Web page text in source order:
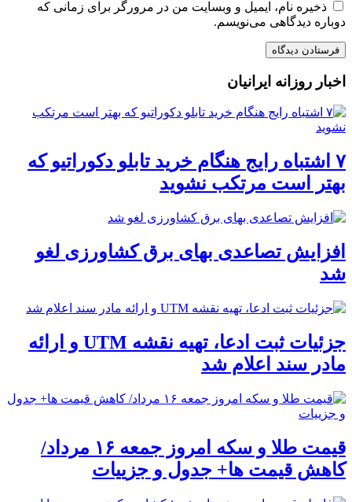
ذخیره نام، ایمیل و وبسایت من در مرورگر برای زمانی که
دوباره دیدگاهی می‌نویسم.
اخبار روزانه ایرانیان
۷ اشتباه رایج هنگام خرید تابلو دکوراتیو که
بهتر است مرتکب نشوید
افزایش تصاعدی بهای برق کشاورزی لغو
شد
جزئیات ثبت ادعا، تهیه نقشه UTM و ارائه
مادر سند اعلام شد
قیمت طلا و سکه امروز جمعه ۱۶ مرداد/
کاهش قیمت ها+ جدول و جزییات